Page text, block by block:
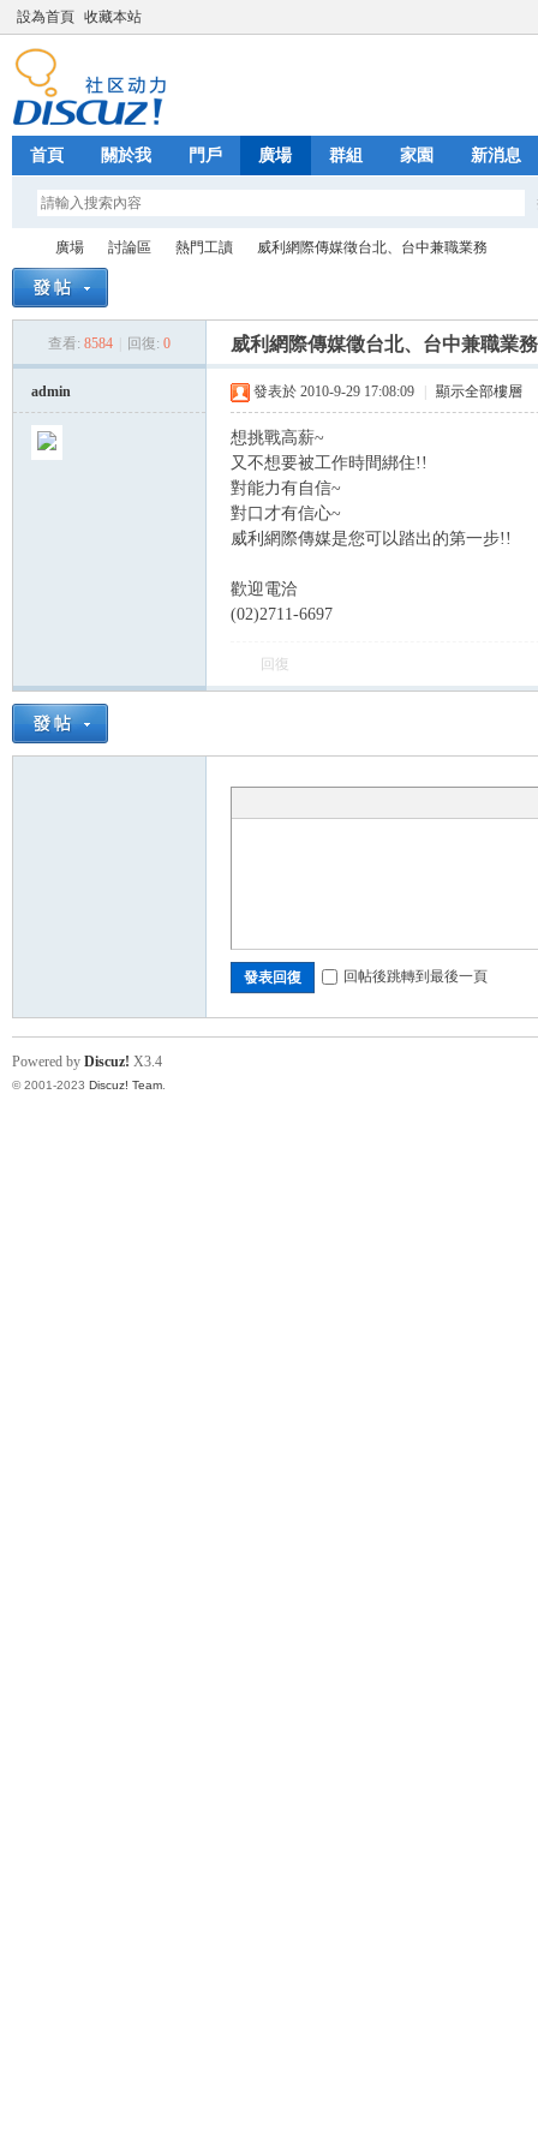
設為首頁 收藏本站
首頁 關於我 門戶 廣場 群組 家園 新消息
rk
廣場
›
討論區
›
熱門工讀
›
威利網際傳媒徵台北、台中兼職業務
查看: 8584 回復: 0 威利網際傳媒徵台北、台中兼職業務
admin 發表於 2010-9-29 17:08:09 顯示全部樓層
想挑戰高薪~
又不想要被工作時間綁住!!
對能力有自信~
對口才有信心~
威利網際傳媒是您可以踏出的第一步!!
歡迎電洽
(02)2711-6697
回復
發表回復 回帖後跳轉到最後一頁
Powered by Discuz! X3.4
© 2001-2023 Discuz! Team